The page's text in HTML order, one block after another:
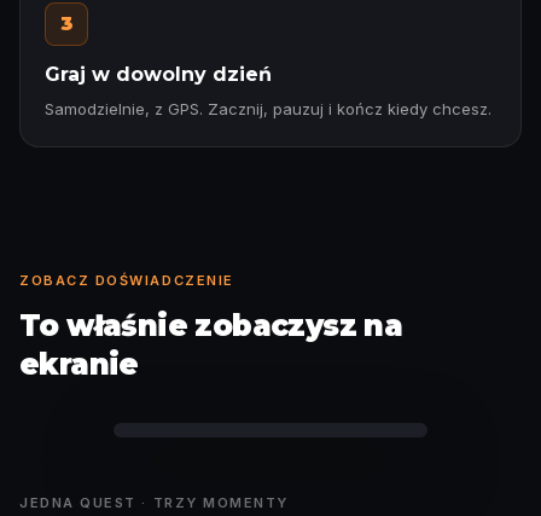
3
Graj w dowolny dzień
Samodzielnie, z GPS. Zacznij, pauzuj i kończ kiedy chcesz.
ZOBACZ DOŚWIADCZENIE
To właśnie zobaczysz na
ekranie
JEDNA QUEST · TRZY MOMENTY